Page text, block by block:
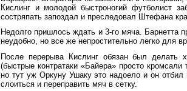
Кислинг и молодой быстроногий футболист
состряпать запоздал и преследовал Штефана
Недолго пришлось ждать и 3-го мяча. Барнетта
неудобно, но все же непростительно легко для
После перерыва Кислинг обязан был делать
(быстрые контратаки «Байера» просто
но тут уж Оркуну Ушаку это надоело и он
слоиться и переправить мяч в сетку.